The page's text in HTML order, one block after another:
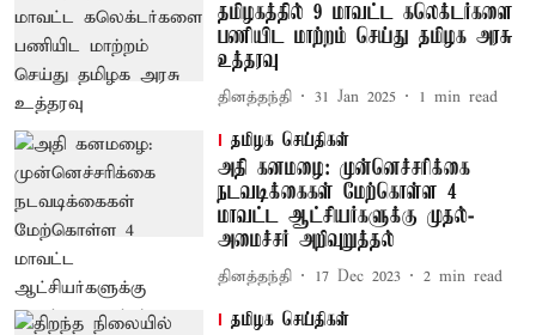
தமிழகத்தில் 9 மாவட்ட கலெக்டர்களை
பணியிட மாற்றம் செய்து தமிழக அரசு
உத்தரவு
தினத்தந்தி 31 Jan 2025 1 min read
தமிழக செய்திகள்
அதி கனமழை: முன்னெச்சரிக்கை
நடவடிக்கைகள் மேற்கொள்ள 4
மாவட்ட ஆட்சியர்களுக்கு முதல்-
அமைச்சர் அறிவுறுத்தல்
தினத்தந்தி 17 Dec 2023 2 min read
தமிழக செய்திகள்